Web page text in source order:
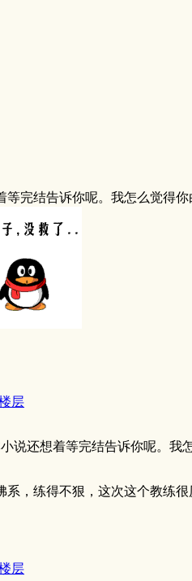
完结告诉你呢。我怎么觉得
层
说还想着等完结告诉你呢。我
，练得不狠，这次这个教练
层